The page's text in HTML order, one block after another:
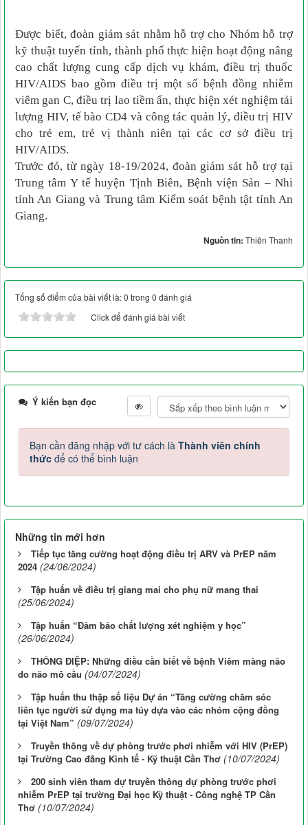
Được biết, đoàn giám sát nhằm hỗ trợ cho Nhóm hỗ trợ
kỹ thuật tuyến tỉnh, thành phố thực hiện hoạt động nâng
cao chất lượng cung cấp dịch vụ khám, điều trị thuốc
HIV/AIDS bao gồm điều trị một số bệnh đồng nhiễm
viêm gan C, điều trị lao tiềm ẩn, thực hiện xét nghiệm tải
lượng HIV, tế bào CD4 và công tác quản lý, điều trị HIV
cho trẻ em, trẻ vị thành niên tại các cơ sở điều trị
HIV/AIDS.
Trước đó, từ ngày 18-19/2024, đoàn giám sát hỗ trợ tại
Trung tâm Y tế huyện Tịnh Biên, Bệnh viện Sản – Nhi
tỉnh An Giang và Trung tâm Kiểm soát bệnh tật tỉnh An
Giang.
Nguồn tin: Thiên Thanh
Tổng số điểm của bài viết là: 0 trong 0 đánh giá
Click để đánh giá bài viết
Ý kiến bạn đọc
Bạn cần đăng nhập với tư cách là Thành viên chính
thức để có thể bình luận
Những tin mới hơn
Tiếp tục tăng cường hoạt động điều trị ARV và PrEP năm
2024 (24/06/2024)
Tập huấn về điều trị giang mai cho phụ nữ mang thai
(25/06/2024)
Tập huấn “Đảm bảo chất lượng xét nghiệm y học”
(26/06/2024)
THÔNG ĐIỆP: Những điều cần biết về bệnh Viêm màng não
do não mô cầu (04/07/2024)
Tập huấn thu thập số liệu Dự án “Tăng cường chăm sóc
liên tục người sử dụng ma túy dựa vào các nhóm cộng đồng
tại Việt Nam” (09/07/2024)
Truyền thông về dự phòng trước phơi nhiễm với HIV (PrEP)
tại Trường Cao đẳng Kinh tế - Kỹ thuật Cần Thơ (10/07/2024)
200 sinh viên tham dự truyền thông dự phòng trước phơi
nhiễm PrEP tại trường Đại học Kỹ thuật - Công nghệ TP Cần
Thơ (10/07/2024)